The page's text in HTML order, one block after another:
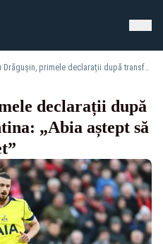
Radu Drăgușin, primele declarații după transferul la Fiorentina: „Abia aștept să îmbrac tricoul violet”
declarații după
„Abia aștept să